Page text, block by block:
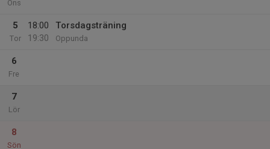
Ons
5
Tor
18:00
19:30
Torsdagsträning
Oppunda
6
Fre
7
Lör
8
Sön